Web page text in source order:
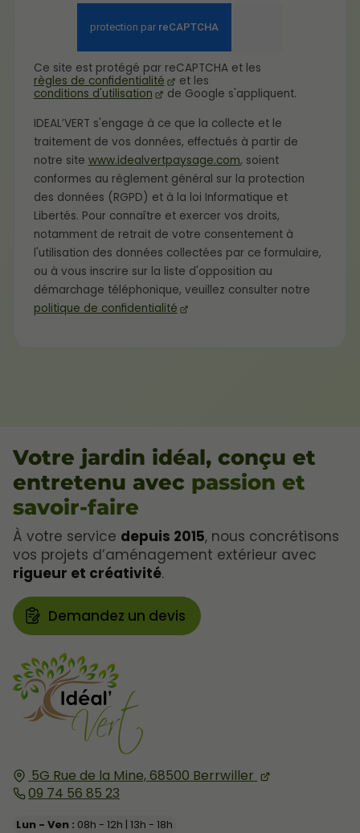
Ce site est protégé par reCAPTCHA et les
règles de confidentialité
et les
conditions d'utilisation
de Google s'appliquent.
IDEAL’VERT s'engage à ce que la collecte et le
traitement de vos données, effectués à partir de
notre site www.idealvertpaysage.com, soient
conformes au règlement général sur la protection
des données (RGPD) et à la loi Informatique et
Libertés. Pour connaître et exercer vos droits,
notamment de retrait de votre consentement à
l'utilisation des données collectées par ce formulaire,
ou à vous inscrire sur la liste d'opposition au
démarchage téléphonique, veuillez consulter notre
politique de confidentialité
5G Rue de la Mine,68500 Berrwiller
09 74 56 85 23
Lun - Ven : 08h - 12h | 13h - 18h
Votre jardin idéal, conçu et
entretenu avec passion et
savoir-faire
À votre service depuis 2015, nous concrétisons
vos projets d’aménagement extérieur avec
rigueur et créativité.
Demandez un devis